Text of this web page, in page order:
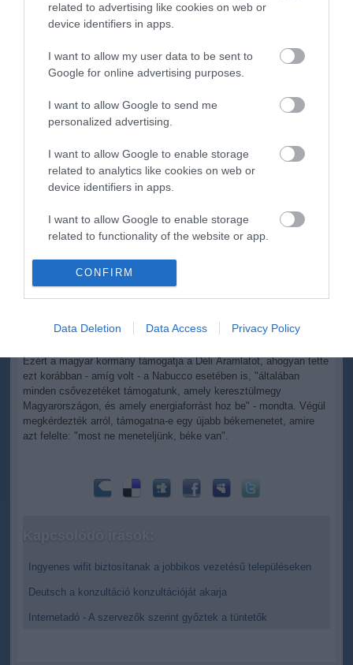
related to advertising like cookies on web or
device identifiers in apps.
I want to allow my user data to be sent to
Google for online advertising purposes.
I want to allow Google to send me
personalized advertising.
I want to allow Google to enable storage
related to analytics like cookies on web or
device identifiers in apps.
I want to allow Google to enable storage
related to functionality of the website or app.
I want to allow Google to enable storage
related to personalization.
related to security, including authentication
user protection.
CONFIRM
Data Deletion Data Access Privacy Policy
A KDNP által javasolt vasárnapi zárva tartásról a kormányfő azt
mondta: ez nem volt napirenden, de lesz egy kereskedelempolitikai
előterjesztés, amikor meghallgatják a szakszervezeteket és a
boltokat működtető vállalatokat, döntést ezt követően hoznak.
szó a frakcióülésen. Arra a kérdésre, hogy ő ismeri-e annak a hat
embernek a nevét, akiket kitiltottak az Egyesült Államokból, a
amerikaiak, akkor szívesen elmondom".
A Déli Áramlat gázvezetéket érintő kérdésre azt válaszolta: a
kormány álláspontja szerint a magyar energiabiztonsághoz az kell,
hogy "amit a németek megtehetnek, azt megtehessék a magyarok
potenciális veszélyforrást "kikapcsolták", hiszen így ott többé nem
akadhat el a Németországba tartó gáz - fejtette ki, megismételve:
"mi sem akarunk mást, csak azt, mint a németek, hogy ha
ehhez meg kell egy cső".
Ezért a magyar kormány támogatja a Déli Áramlatot, ahogyan tette
ezt korábban - amíg volt - a Nabucco esetében is, "általában
minden csővezetéket támogatunk, amely keresztülmegy
Magyarországon, és amely energiaforrást hoz be" - mondta. Végül
megkérdezték arról, támogatna-e egy újabb békemenetet, amire
azt felelte: "most ne meneteljünk, béke van".
Kapcsolódó írások:
Ingyenes wifit biztosítanak a jobbikos vezetésű településeken
Deutsch a konzultáció konzultációját akarja
Internetadó - A szervezők szerint győztek a tüntetők